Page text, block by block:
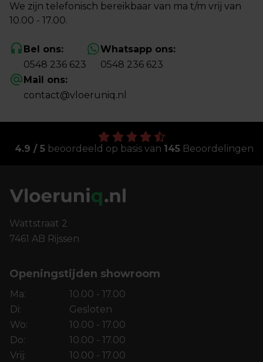
We zijn telefonisch bereikbaar van ma t/m vrij van
10.00 - 17.00.
Bel ons:
0548 236 623
Whatsapp ons:
0548 236 623
Mail ons:
contact@vloeruniq.nl
4.9 / 5beoordeeld op basis van 145Beoordelingen
Wattstraat 2
7461 AB Rijssen
Openingstijden showroom
Ma:
10.00 - 17.00
Di:
Gesloten
Wo:
10.00 - 17.00
Do:
10.00 - 17.00
Vrij:
10.00 - 17.00